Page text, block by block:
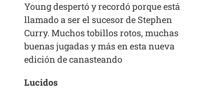
Young despertó y recordó porque está
llamado a ser el sucesor de Stephen
Curry. Muchos tobillos rotos, muchas
buenas jugadas y más en esta nueva
edición de canasteando
Lucidos